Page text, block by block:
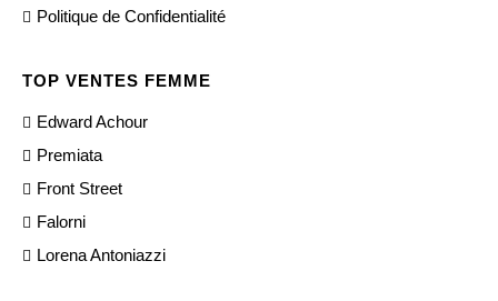
Politique de Confidentialité
TOP VENTES FEMME
Edward Achour
Premiata
Front Street
Falorni
Lorena Antoniazzi